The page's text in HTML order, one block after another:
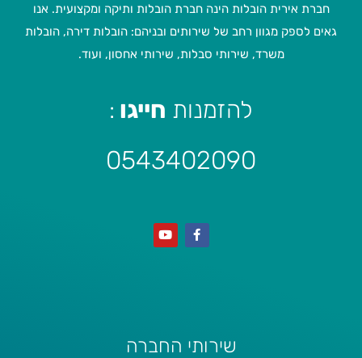
חברת אירית הובלות הינה חברת הובלות ותיקה ומקצועית. אנו
גאים לספק מגוון רחב של שירותים ובניהם: הובלות דירה, הובלות
משרד, שירותי סבלות, שירותי אחסון, ועוד.
להזמנות חייגו :
0543402090
שירותי החברה